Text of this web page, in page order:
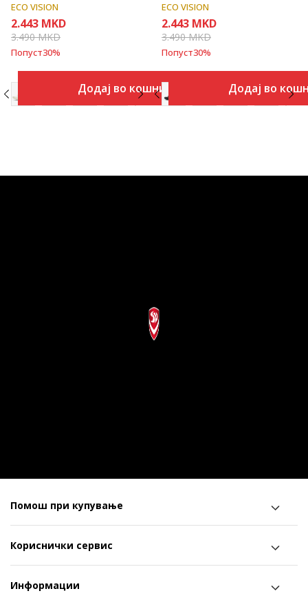
ECO VISION
2.443 MKD
3.490MKD
Попуст30%
Додај во кошничка
ECO VISION
2.443 MKD
3.490MKD
Попуст30%
Додај во
Помош при купување
Кориснички сервис
Информации